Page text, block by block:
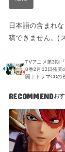
日本語の含まれ
稿できません。(
TVアニメ第3期
8巻2月13日発売
開｜ドラマCDの
RECOMMEND